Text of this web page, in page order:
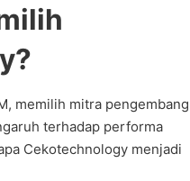
memilih mitra pengembang
terhadap performa
Cekotechnology menjadi